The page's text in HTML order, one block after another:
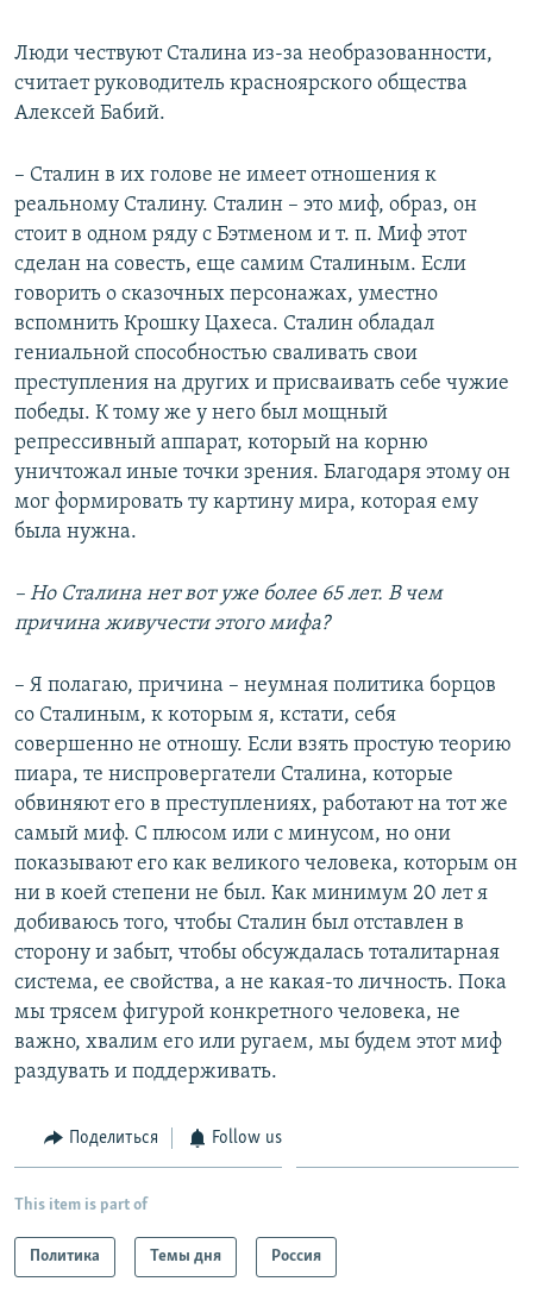
Люди чествуют Сталина из-за необразованности,
считает руководитель красноярского общества
Алексей Бабий​.
– Сталин в их голове не имеет отношения к
реальному Сталину. Сталин – это миф, образ, он
стоит в одном ряду с Бэтменом и т. п. Миф этот
сделан на совесть, еще самим Сталиным. Если
говорить о сказочных персонажах, уместно
вспомнить Крошку Цахеса. Сталин обладал
гениальной способностью сваливать свои
преступления на других и присваивать себе чужие
победы. К тому же у него был мощный
репрессивный аппарат, который на корню
уничтожал иные точки зрения. Благодаря этому он
мог формировать ту картину мира, которая ему
была нужна.
– Но Сталина нет вот уже более 65 лет. В чем
причина живучести этого мифа?
– Я полагаю, причина – неумная политика борцов
со Сталиным, к которым я, кстати, себя
совершенно не отношу. Если взять простую теорию
пиара, те ниспровергатели Сталина, которые
обвиняют его в преступлениях, работают на тот же
самый миф. С плюсом или с минусом, но они
показывают его как великого человека, которым он
ни в коей степени не был. Как минимум 20 лет я
добиваюсь того, чтобы Сталин был отставлен в
сторону и забыт, чтобы обсуждалась тоталитарная
система, ее свойства, а не какая-то личность. Пока
мы трясем фигурой конкретного человека, не
важно, хвалим его или ругаем, мы будем этот миф
раздувать и поддерживать.
Поделиться Follow us
This item is part of
Политика Темы дня Россия